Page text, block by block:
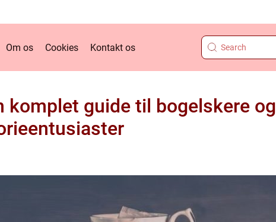
Om os Cookies Kontakt os
komplet guide til bogelskere og